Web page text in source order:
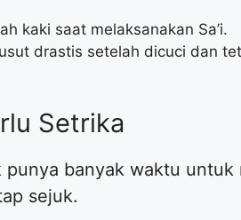
kaki saat melaksanakan Sa’i.
drastis setelah dicuci dan
Setrika
banyak waktu untuk
sejuk.